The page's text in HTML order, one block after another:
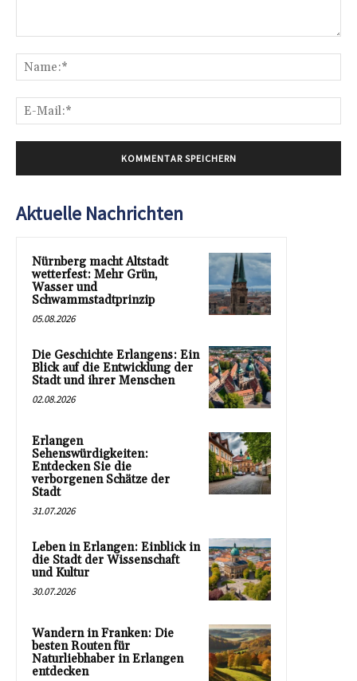
Aktuelle Nachrichten
Nürnberg macht Altstadt
wetterfest: Mehr Grün,
Wasser und
Schwammstadtprinzip
05.08.2026
Die Geschichte Erlangens: Ein
Blick auf die Entwicklung der
Stadt und ihrer Menschen
02.08.2026
Erlangen
Sehenswürdigkeiten:
Entdecken Sie die
verborgenen Schätze der
Stadt
31.07.2026
Leben in Erlangen: Einblick in
die Stadt der Wissenschaft
und Kultur
30.07.2026
Wandern in Franken: Die
besten Routen für
Naturliebhaber in Erlangen
entdecken